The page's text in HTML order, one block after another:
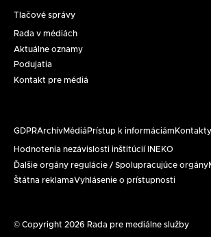
a
verejnosť
Tlačové správy
Rada v médiách
Aktuálne oznamy
Podujatia
Kontakt pre médiá
Päta
GDPRArchívMédiá Prístup k informáciám Kontakty
Hodnotenia nezávislosti inštitúcií INEKO
Ďalšie orgány regulácie / Spolupracujúce orgány
Štátna reklamaVyhlásenie o prístupnosti
© Copyright 2026 Rada pre mediálne služby